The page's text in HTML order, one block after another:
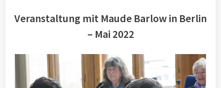
Veranstaltung mit Maude Barlow in Berlin
– Mai 2022